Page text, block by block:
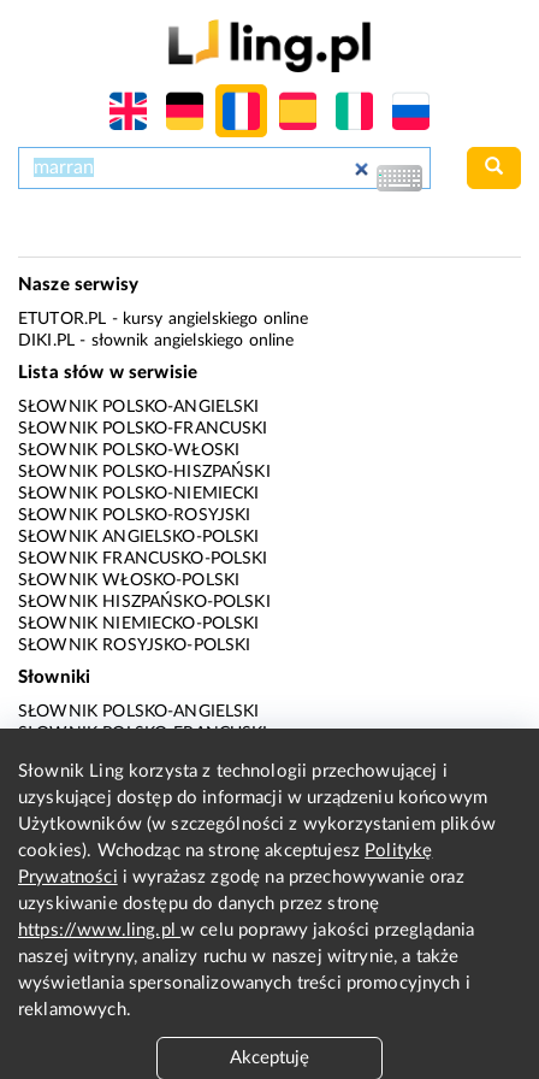
Nasze serwisy
ETUTOR.PL - kursy angielskiego online
DIKI.PL - słownik angielskiego online
Lista słów w serwisie
SŁOWNIK POLSKO-ANGIELSKI
SŁOWNIK POLSKO-FRANCUSKI
SŁOWNIK POLSKO-WŁOSKI
SŁOWNIK POLSKO-HISZPAŃSKI
SŁOWNIK POLSKO-NIEMIECKI
SŁOWNIK POLSKO-ROSYJSKI
SŁOWNIK ANGIELSKO-POLSKI
SŁOWNIK FRANCUSKO-POLSKI
SŁOWNIK WŁOSKO-POLSKI
SŁOWNIK HISZPAŃSKO-POLSKI
SŁOWNIK NIEMIECKO-POLSKI
SŁOWNIK ROSYJSKO-POLSKI
Słowniki
SŁOWNIK POLSKO-ANGIELSKI
SŁOWNIK POLSKO-FRANCUSKI
SŁOWNIK POLSKO-HISZPAŃSKI
SŁOWNIK POLSKO-NIEMIECKI
SŁOWNIK POLSKO-ROSYJSKI
SŁOWNIK ANGIELSKO-POLSKI
SŁOWNIK FRANCUSKO-POLSKI
SŁOWNIK WŁOSKO-POLSKI
SŁOWNIK HISZPAŃSKO-POLSKI
SŁOWNIK NIEMIECKO-POLSKI
SŁOWNIK ROSYJSKO-POLSKI
O nas
KONTAKT Z REDAKCJĄ
Słownik Ling korzysta z technologii przechowującej i
uzyskującej dostęp do informacji w urządzeniu końcowym
Użytkowników (w szczególności z wykorzystaniem plików
cookies). Wchodząc na stronę akceptujesz Politykę
Prywatności i wyrażasz zgodę na przechowywanie oraz
uzyskiwanie dostępu do danych przez stronę
https://www.ling.plw celu poprawy jakości przeglądania
naszej witryny, analizy ruchu w naszej witrynie, a także
wyświetlania spersonalizowanych treści promocyjnych i
reklamowych.
Akceptuję